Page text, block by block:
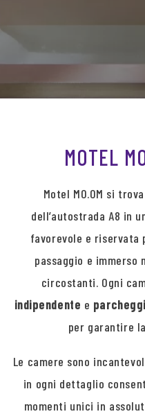
MOTEL
Motel MO.OM si
dell’autostrada A8 in
favorevole e riservata
passaggio e immerso
circostanti. Ogni
indipendente e
per garantire la
Le camere sono
in ogni dettaglio
momenti unici in